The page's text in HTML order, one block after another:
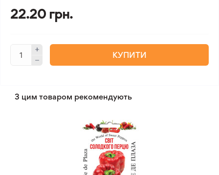
22.20 грн.
КУПИТИ
З цим товаром рекомендують